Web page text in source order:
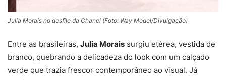
Julia Morais no desfile da Chanel (Foto: Way Model/Divulgação)
Entre as brasileiras, Julia Morais surgiu etérea, vestida de
branco, quebrando a delicadeza do look com um calçado
verde que trazia frescor contemporâneo ao visual. Já